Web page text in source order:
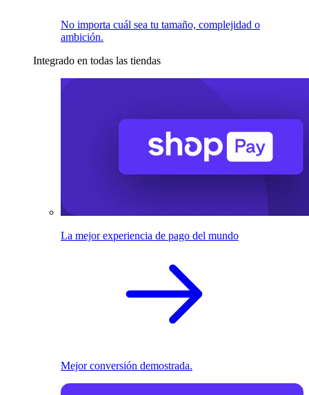
No importa cuál sea tu tamaño, complejidad o
ambición.
Integrado en todas las tiendas
La mejor experiencia de pago del mundo
Mejor conversión demostrada.